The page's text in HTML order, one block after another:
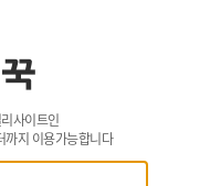
사이트인
까지 이용가능합니다